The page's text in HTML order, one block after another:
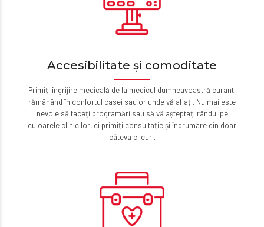
Accesibilitate și comoditate
Primiți îngrijire medicală de la medicul dumneavoastră curant,
rămânând în confortul casei sau oriunde vă aflați. Nu mai este
nevoie să faceți programări sau să vă așteptați rândul pe
culoarele clinicilor, ci primiți consultație și îndrumare din doar
câteva clicuri.